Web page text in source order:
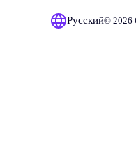
Русский©